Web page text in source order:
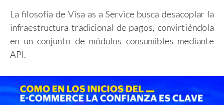
La filosofía de Visa as a Service busca desacoplar la
infraestructura tradicional de pagos, convirtiéndola
en un conjunto de módulos consumibles mediante
API.